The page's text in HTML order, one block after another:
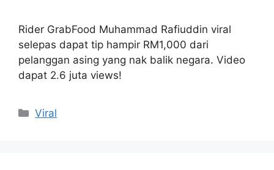
Rider GrabFood Muhammad Rafiuddin viral
selepas dapat tip hampir RM1,000 dari
pelanggan asing yang nak balik negara. Video
dapat 2.6 juta views!
Categories
Viral